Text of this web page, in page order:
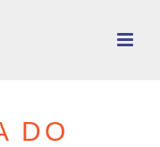
DO